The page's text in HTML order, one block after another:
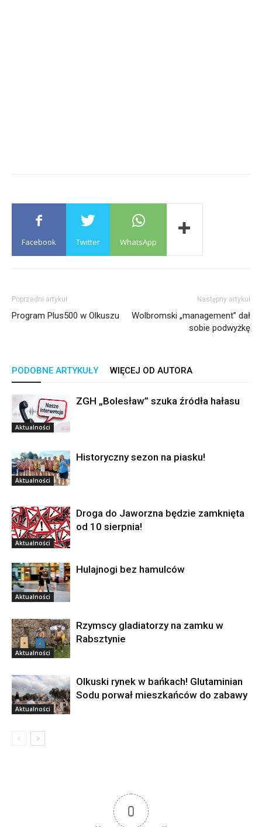
Facebook Twitter WhatsApp
Poprzedni artykuł
Program Plus500 w Olkuszu
Następny artykuł
Wolbromski „management” dał
sobie podwyżkę
PODOBNE ARTYKUŁY WIĘCEJ OD AUTORA
Aktualności
ZGH „Bolesław” szuka źródła hałasu
Aktualności
Historyczny sezon na piasku!
Aktualności
Droga do Jaworzna będzie zamknięta
od 10 sierpnia!
Aktualności
Hulajnogi bez hamulców
Aktualności
Rzymscy gladiatorzy na zamku w
Rabsztynie
Aktualności
Olkuski rynek w bańkach! Glutaminian
Sodu porwał mieszkańców do zabawy
0